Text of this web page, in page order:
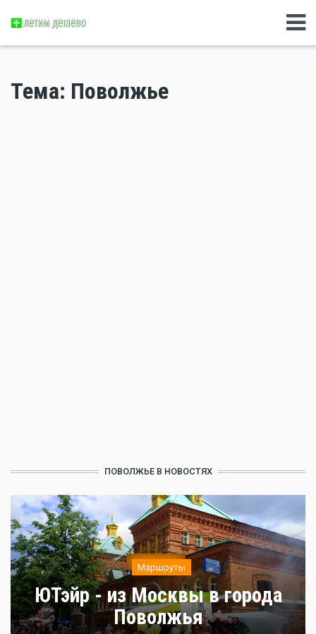
Тема: Поволжье
ПОВОЛЖЬЕ В НОВОСТЯХ
Маршруты
ЮТэйр - из Москвы в города
Поволжья